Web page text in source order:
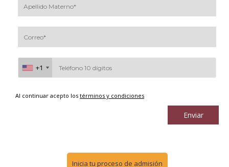
+1
+1
Al continuar acepto los términos y condiciones
Enviar
Inicia tu proceso de admisión